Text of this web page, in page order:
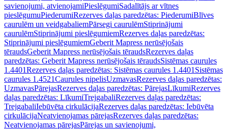
savienojumi, atvienojamiPieslēgumiSadalītājs ar vītnes
pieslēgumuPiederumiRezerves daļas paredzētas: PiederumiBlīves
caurulēm un veidgabaliemPārsegi caurulēmStiprinājumi
caurulēmStiprinājumi pieslēgumiemRezerves daļas paredzētas:
Stiprinājumi pieslēgumiemGeberit Mapress nerūsējošais
tēraudsGeberit Mapress nerūsējošais tēraudsRezerves daļas
paredzētas: Geberit Mapress nerūsējošais tēraudsSistēmas caurules
1.4401Rezerves daļas paredzētas: Sistēmas caurules 1.4401 Sistēmas
caurules 1.4521Caurules nipelisUzmavasRezerves daļas paredzētas:
UzmavasPārejasRezerves daļas paredzētas: PārejasLīkumiRezerves
daļas paredzētas: LīkumiTrejgabaliRezerves daļas paredzētas:
TrejgabaliIebūvēta cirkulācijaRezerves daļas paredzētas: Iebūvēta
cirkulācijaNeatvienojamas pārejasRezerves daļas paredzētas:
Neatvienojamas pārejasPārejas un savienojumi,